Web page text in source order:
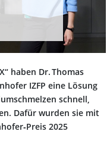
haben Dr. Thomas
IZFP eine Lösung
schnell,
Dafür wurden sie mit
2025